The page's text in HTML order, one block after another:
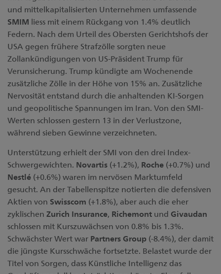
und mittelkapitalisierten Unternehmen umfassende
SMIM liess mit einem Rückgang von 1.4% deutlich
Federn. Nach dem Urteil des Obersten Gerichtshofs der
USA gegen frühere Strafzölle sorgten neue
Zollankündigungen von US-Präsident Trump für
Verunsicherung. Trump kündigte am Wochenende
zusätzliche Zölle in der Höhe von 15% an. Zusätzliche
Nervosität entstand durch die anhaltenden KI-Sorgen
und geopolitische Spannungen im Iran. Von den SMI-
Werten schlossen gestern 13 in der Verlustzone,
während sieben Gewinne verzeichneten.
Unterstützung erhielt der SMI von den drei Index-
Schwergewichten. Novartis (+1.2%), Roche (+0.7%) und
Nestlé (+0.6%) waren im nervösen Marktumfeld
gesucht. An der Tabellenspitze notierten die defensiven
Aktien von Swisscom (+1.8%), aber auch die eher
zyklischen Zurich Insurance, Richemont und Givaudan
schlossen mit Kurszuwächsen von 0.8% bis 1.3%.
Schwächster Wert war Partners Group (-8.4%), der damit
die jüngste Kursschwäche fortsetzte. Belastet wurde der
Titel von Sorgen, dass Künstliche Intelligenz das